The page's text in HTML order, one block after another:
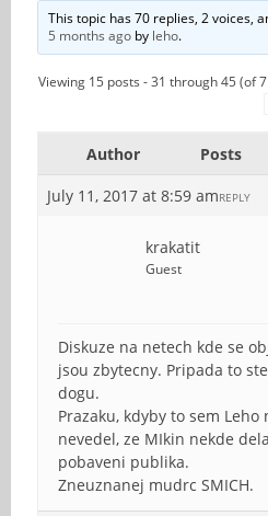
This topic has 70 replies, 2 voices,
5 months ago by leho.
Viewing 15 posts - 31 through 45 (of
Author
Posts
July 11, 2017 at 8:59 amREPLY
krakatit
Guest
Diskuze na netech kde se
jsou zbytecny. Pripada to
dogu.
Prazaku, kdyby to sem
nevedel, ze MIkin nekde
pobaveni publika.
Zneuznanej mudrc SMICH.